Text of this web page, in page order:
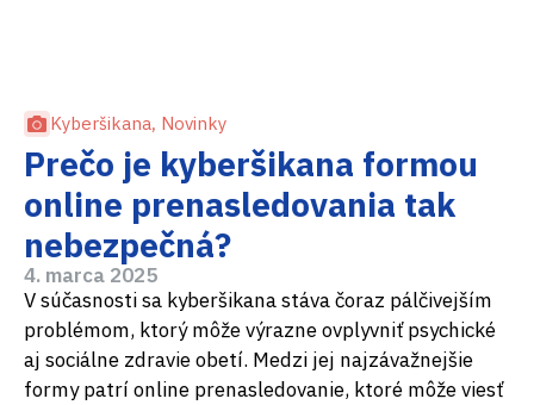
Kyberšikana, Novinky
Prečo je kyberšikana formou
online prenasledovania tak
nebezpečná?
4. marca 2025
V súčasnosti sa kyberšikana stáva čoraz pálčivejším
problémom, ktorý môže výrazne ovplyvniť psychické
aj sociálne zdravie obetí. Medzi jej najzávažnejšie
formy patrí online prenasledovanie, ktoré môže viesť